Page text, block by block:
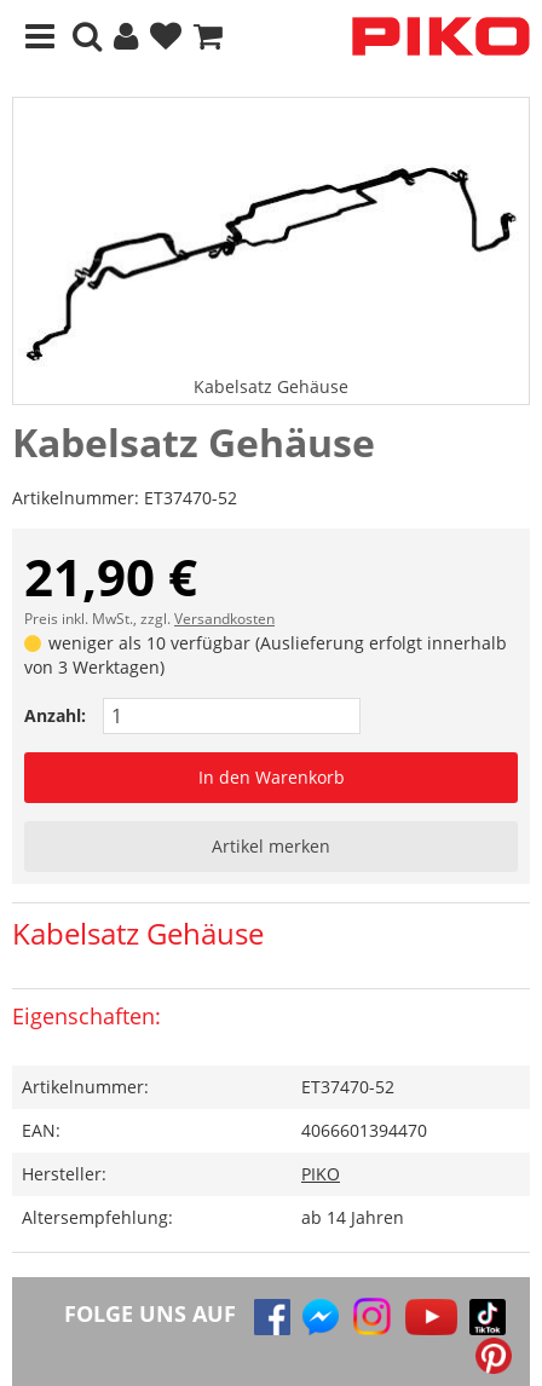
Kabelsatz Gehäuse
Kabelsatz Gehäuse
Artikelnummer: ET37470-52
21,90 €
Preis inkl. MwSt., zzgl.Versandkosten
weniger als 10 verfügbar (Auslieferung erfolgt innerhalb
von 3 Werktagen)
Anzahl:
In den Warenkorb
Artikel merken
Kabelsatz Gehäuse
Eigenschaften:
Artikelnummer:
ET37470-52
EAN:
4066601394470
Hersteller:
PIKO
Altersempfehlung:
ab 14 Jahren
FOLGE UNS AUF